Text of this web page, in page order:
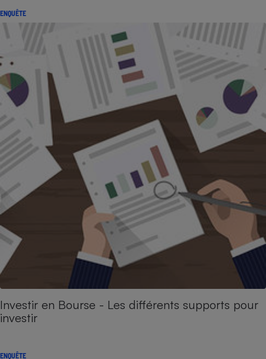
ENQUÊTE
Investir en Bourse - Les différents supports pour
investir
ENQUÊTE